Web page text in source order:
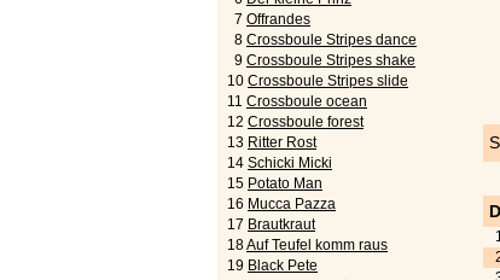
7 Offrandes
8 Crossboule Stripes dance
9 Crossboule Stripes shake
10 Crossboule Stripes slide
11 Crossboule ocean
12 Crossboule forest
13 Ritter Rost
14 Schicki Micki
15 Potato Man
16 Mucca Pazza
17 Brautkraut
18Auf Teufel komm raus
19 Black Pete